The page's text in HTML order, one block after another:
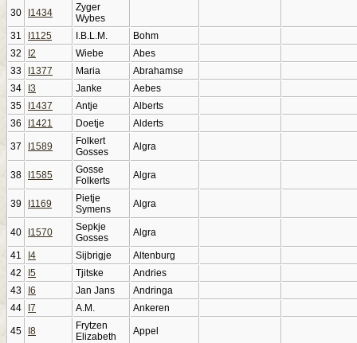
30 I1434
Zyger
Wybes
31
I1125 I.B.L.M.
Bohm
32
I2 Wiebe
Abes
33
I1377 Maria
Abrahamse
34
I3 Janke
Aebes
35
I1437 Antje
Alberts
36
I1421 Doetje Alderts
37 I1589
Folkert
Gosses
Algra
38 I1585
Gosse
Folkerts
Algra
39 I1169
Pietje
Symens
Algra
40 I1570
Sepkje
Gosses
Algra
41 I4 Sijbrigje
Altenburg
42
I5 Tjitske
Andries
43
I6 Jan Jans
Andringa
44
I7 A.M. Ankeren
45 I8
Frytzen
Elizabeth
Appel